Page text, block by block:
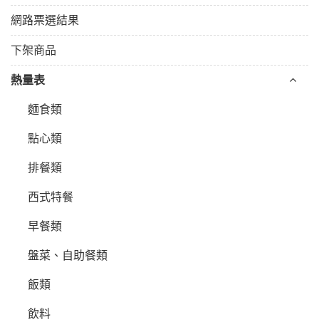
網路票選結果
下架商品
熱量表
麵食類
點心類
排餐類
西式特餐
早餐類
盤菜、自助餐類
飯類
飲料